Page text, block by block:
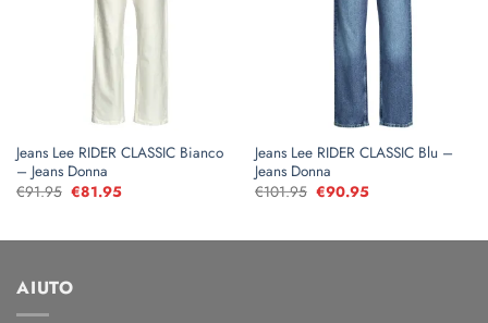
Jeans Lee RIDER CLASSIC Bianco
– Jeans Donna
€91.95 Il
prezzo
€91.95.
€81.95Il
€81.95.
Jeans Lee RIDER CLASSIC Blu –
Jeans Donna
€101.95 Il
prezzo
€101.95.
€90.95Il
€90.95.
AIUTO